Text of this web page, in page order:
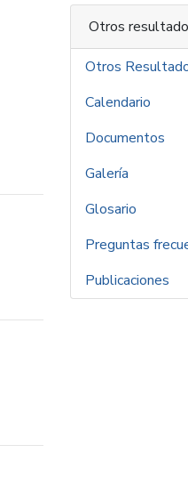
Otros
Otros
Calendario
Documentos
Galería
Glosario
Preguntas
Publicaciones